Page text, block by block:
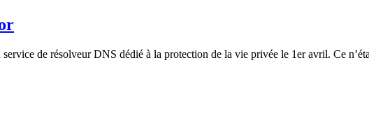
de résolveur DNS dédié à la protection de la vie privée le 1er avril. Ce